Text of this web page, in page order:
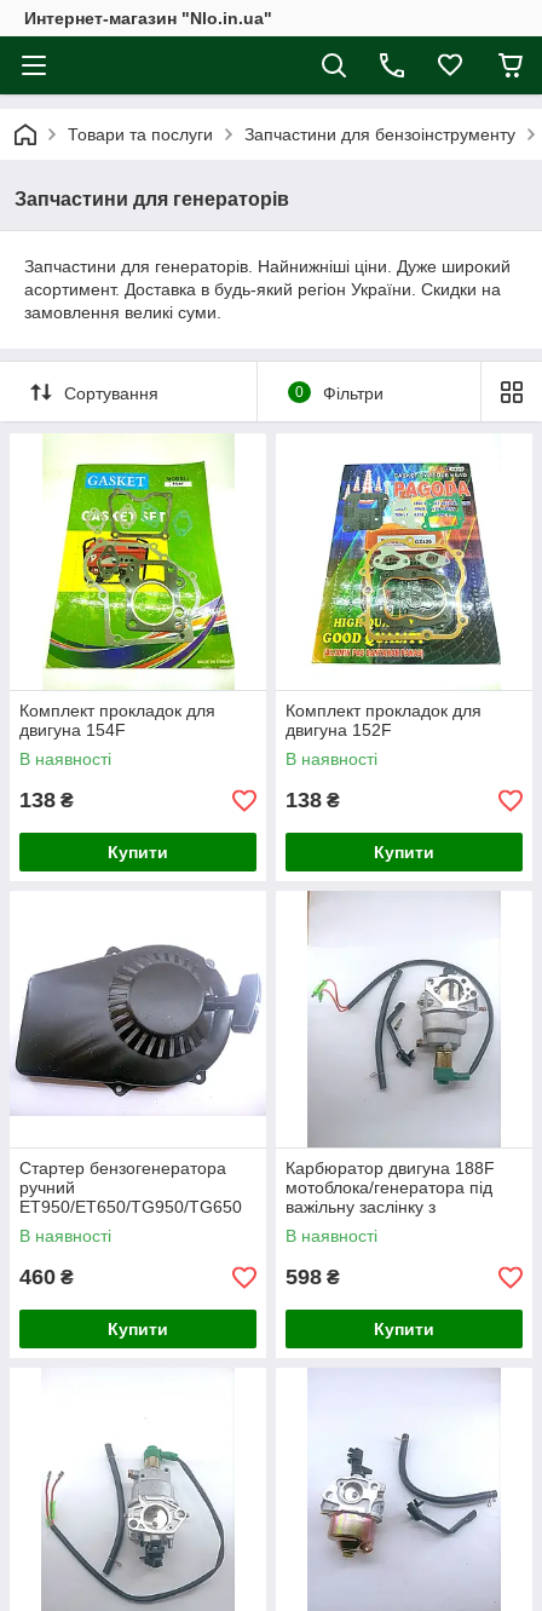
Интернет-магазин "Nlo.in.ua"
Товари та послуги Запчастини для бензоінструменту
Запчастини для генераторів
Запчастини для генераторів. Найнижніші ціни. Дуже широкий
асортимент. Доставка в будь-який регіон України. Скидки на
замовлення великі суми.
Сортування 0 Фільтри
Комплект прокладок для
двигуна 154F
В наявності
138 ₴
Купити
Комплект прокладок для
двигуна 152F
В наявності
138 ₴
Купити
Стартер бензогенератора
ручний
ET950/ET650/TG950/TG650
для генераторів Einhell (0,8-
1,0 кВт).
В наявності
460 ₴
Купити
Карбюратор двигуна 188F
мотоблока/генератора під
важільну заслінку з
електроклапаном
В наявності
598 ₴
Купити